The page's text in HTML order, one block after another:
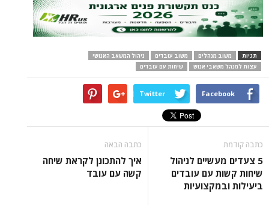
תגיות משוב מנהלים משוב עובדים
ניהול המשאב האנושי
עצות למנהל משאבי אנוש
שיחות עם עובדים
Facebook
Twitter
כתבה קודמת
5 צעדים מעשיים לניהול
שיחות קשות עם עובדים
ביעילות ובמקצועיות
כתבה הבאה
איך להתכונן לקראת שיחה
קשה עם עובד